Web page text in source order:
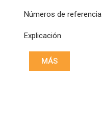
Números de referencia
Explicación
MÁS